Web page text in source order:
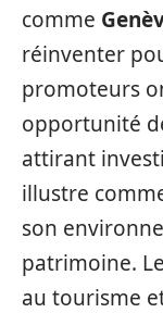
comme
réinventer
promoteurs
opportunité
attirant
illustre
son
patrimoine.
au tourisme